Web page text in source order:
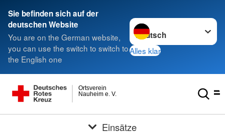
Sie befinden sich auf der
deutschen Website
You are on the German website,
you can use the switch to switch to
the English one
Sprache wechseln zu
Alles klar
Nauheim e. V.
Ortsverein
Einsätze